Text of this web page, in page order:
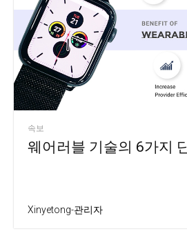
속보
웨어러블 기술의 6가지
Xinyetong-관리자